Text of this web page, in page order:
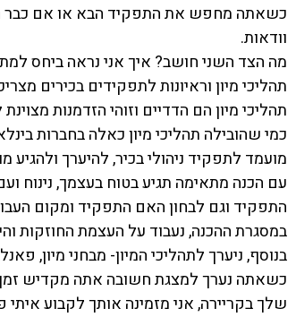
כשאתה מחפש את התפקיד הבא או אם כבר
וודאות.
מה הצד השני חושב? איך אני נראה ביחס
תהליכי מיון וראיונות לתפקידים בכירים
תהליכי מיון הם הדדיים וזוהי הזדמנות
כמי שהובילה תהליכי מיון כאלה בחברות
מועמד לתפקיד ניהולי בכיר, להיערך ולהגיע
עם הכנה מתאימה תגיע בטוח בעצמך, נינוח
התפקיד וגם לבחון האם התפקיד ומקום
במסגרת ההכנה, נעבוד על העצמת החוזקות
בנוסף, ניערך לתהליכי המיון- מבחני
כשאתה נערך למצגת חשובה אתה מקדיש זמן
שלך בקריירה, אני מזמינה אותך לקבוע איתי